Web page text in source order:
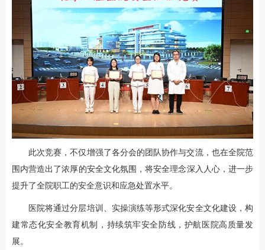
此次竞赛，不仅增强了各分会的团队协作与交流，也在全院范
围内营造出了浓厚的安全文化氛围，将安全理念深入人心，进一步
提升了全院职工的安全意识和应急处置水平。
医院将通过分层培训、实操演练等形式深化安全文化建设，构
建常态化安全教育机制，持续筑牢安全防线，护航医院高质量发
展。